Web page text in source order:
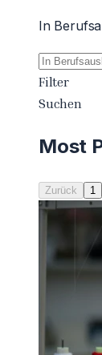
In
Filter
Suchen
Most
Zurück 1